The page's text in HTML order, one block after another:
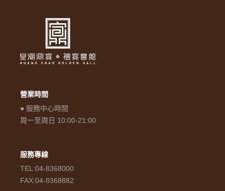
營業時間
● 服務中心時間
周一至周日 10:00-21:00
服務專線
TEL:04-8368000
FAX:04-8368882